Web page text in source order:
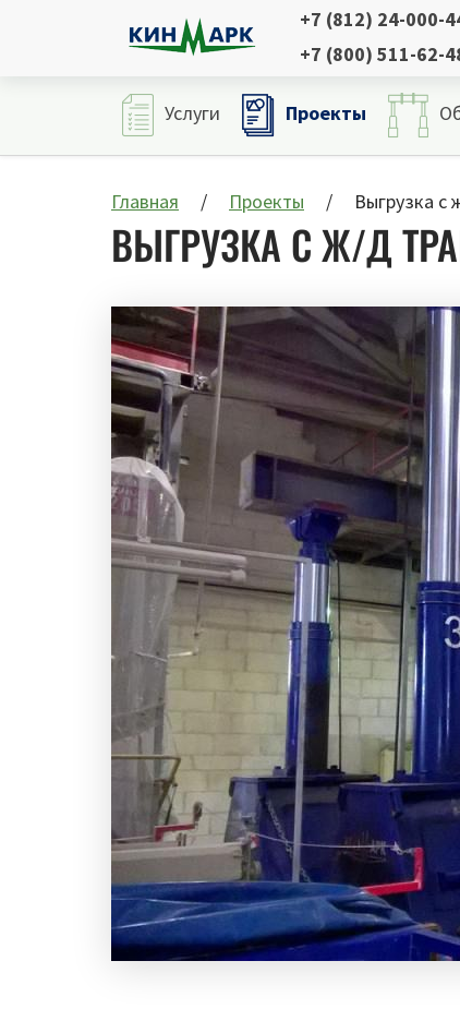
+7 (812) 24-000-
+7 (800) 511-62-
Услуги Проекты
Главная Проекты Выгрузка с
ВЫГРУЗКА С Ж/Д